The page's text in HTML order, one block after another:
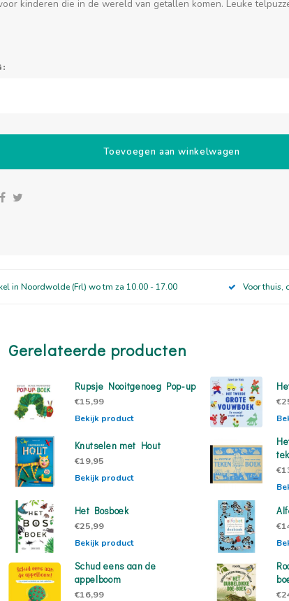
kinderen die in de wereld van getallen komen. Leuke
Toevoegen aan winkelwagen
in Noordwolde (Frl) wo tm za 10.00 - 17.00 Voor thuis,
Gerelateerde producten
Rupsje Nooitgenoeg Pop-up
€15,99
Bekijk product
Knutselen met Hout
€19,95
Bekijk product
Het Bosboek
€25,99
Bekijk product
Schud eens aan de
appelboom
€16,99